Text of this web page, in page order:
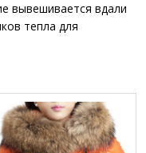
вывешивается вдали
тепла для